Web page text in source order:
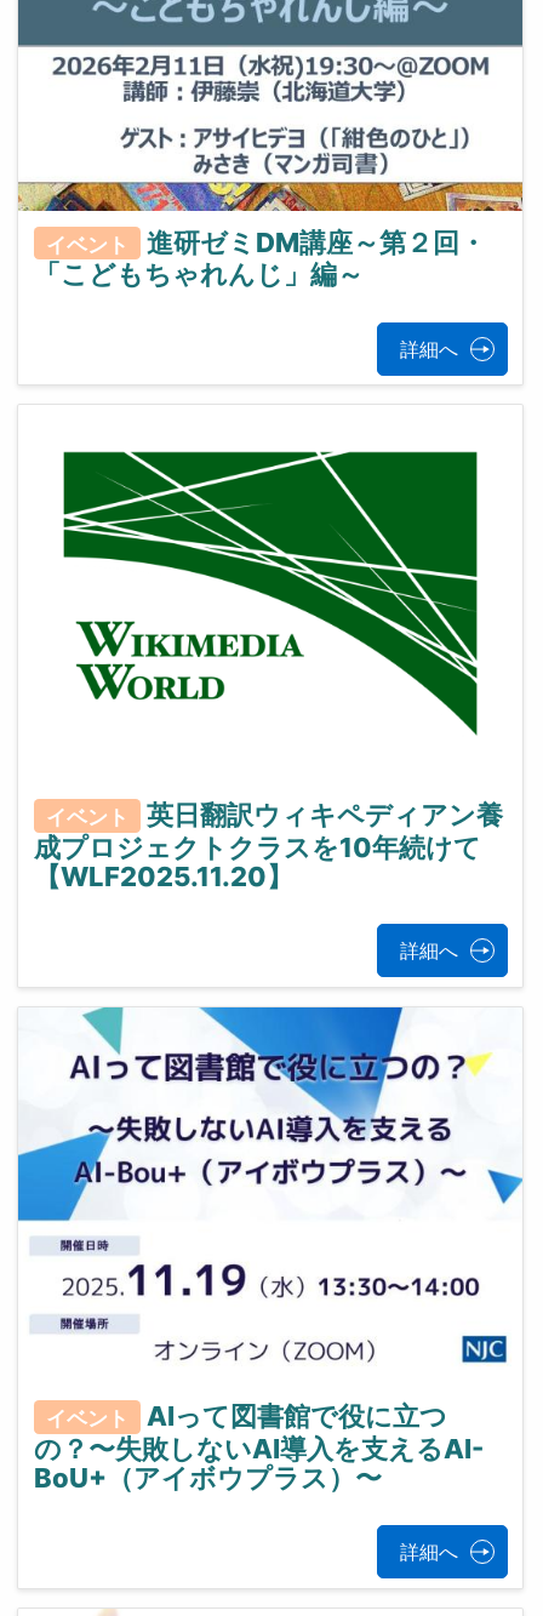
イベント
進研ゼミDM講座～第２回・
「こどもちゃれんじ」編～
詳細へ
イベント
英日翻訳ウィキペディアン養
成プロジェクトクラスを10年続けて
【WLF2025.11.20】
詳細へ
イベント
AIって図書館で役に立つ
の？〜失敗しないAI導入を支えるAI-
BoU+（アイボウプラス）〜
詳細へ